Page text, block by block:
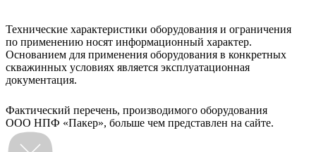
Технические характеристики оборудования и ограничения
по применению носят информационный характер.
Основанием для применения оборудования в конкретных
скважинных условиях является эксплуатационная
документация.
Фактический перечень, производимого оборудования
ООО НПФ «Пакер», больше чем представлен на сайте.